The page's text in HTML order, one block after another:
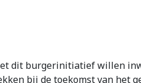
dit burgerinitiatief willen
bij de toekomst van het